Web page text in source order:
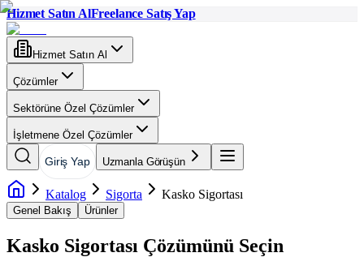
Hizmet Satın AlFreelance Satış Yap
Hizmet Satın Al
Çözümler
Sektörüne Özel Çözümler
İşletmene Özel Çözümler
Giriş Yap Uzmanla Görüşün
Katalog Sigorta Kasko Sigortası
Genel Bakış Ürünler
Kasko Sigortası Çözümünü Seçin